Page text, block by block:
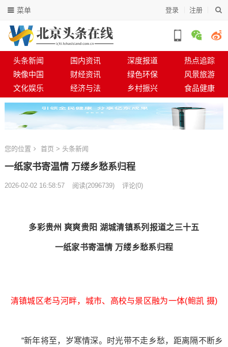
登录 注册
菜单
头条新闻 国内资讯 深度报道
热点追踪
映像中国
财经资讯 绿色环保
风景旅游
文化娱乐
经济与法 乡村振兴 食品健康
您的位置 首页 > 头条新闻
一纸家书寄温情 万缕乡愁系归程
2026-02-02 16:58:57 阅读(2096739) 评论(0)
多彩贵州 爽爽贵阳 湖城清镇系列报道之三十五
一纸家书寄温情 万缕乡愁系归程
清镇城区老马河畔，城市、高校与景区融为一体(鲍凯 摄)
“新年将至，岁寒情深。时光带不走乡愁，距离隔不断乡